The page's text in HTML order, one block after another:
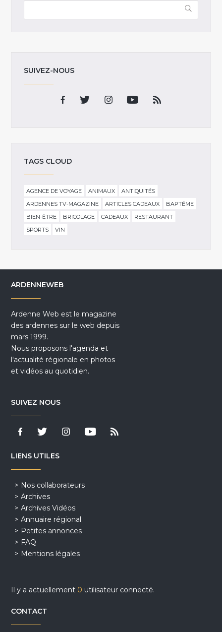
SUIVEZ-NOUS
TAGS CLOUD
AGENCE DE VOYAGE ANIMAUX
ANTIQUITÉS
ARDENNES TV-MAGAZINE
ARTICLES CADEAUX
BAPTÊME
BIEN-ÊTRE
BRICOLAGE CADEAUX
RESTAURANT
SPORTS
VIN
ARDENNEWEB
Ardenne Web est le magazine
des ardennes sur le web depuis
mars 1999.
Nous proposons l'agenda et
l'actualité régionale en photos
et vidéos au quotidien.
SUIVEZ NOUS
LIENS UTILES
Nos collaborateurs
Archives
Archives Vidéos
Annuaire régional
Petites annonces
FAQ
Mentions légales
Il y a actuellement 0 utilisateur connecté.
CONTACT